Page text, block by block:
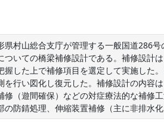
県村山総合支庁が管理する一般国道286
ついての橋梁補修設計である。補修設計
握した上で補修項目を選定して実施した
を行い図化し復元した。補修設計の内容
修（遊間確保）などの対症療法的な補修
の防錆処理、伸縮装置補修（主に非排水